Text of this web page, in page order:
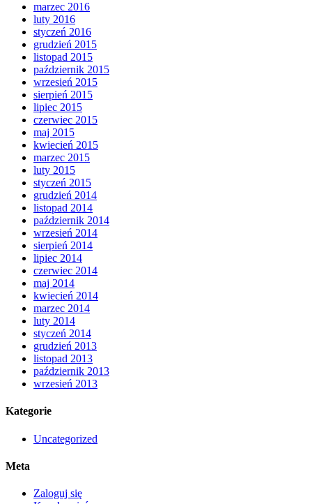
marzec 2016
luty 2016
styczeń 2016
grudzień 2015
listopad 2015
październik 2015
wrzesień 2015
sierpień 2015
lipiec 2015
czerwiec 2015
maj 2015
kwiecień 2015
marzec 2015
luty 2015
styczeń 2015
grudzień 2014
listopad 2014
październik 2014
wrzesień 2014
sierpień 2014
lipiec 2014
czerwiec 2014
maj 2014
kwiecień 2014
marzec 2014
luty 2014
styczeń 2014
grudzień 2013
listopad 2013
październik 2013
wrzesień 2013
Kategorie
Uncategorized
Meta
Zaloguj się